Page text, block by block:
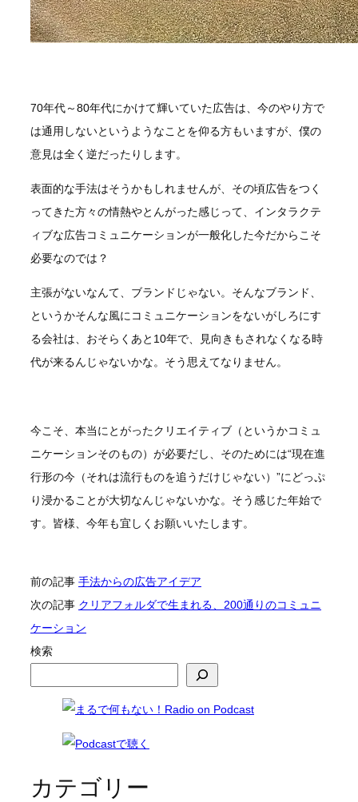
70年代～80年代にかけて輝いていた広告は、今のやり方で
は通用しないというようなことを仰る方もいますが、僕の
意見は全く逆だったりします。
表面的な手法はそうかもしれませんが、その頃広告をつく
ってきた方々の情熱やとんがった感じって、インタラクテ
ィブな広告コミュニケーションが一般化した今だからこそ
必要なのでは？
主張がないなんて、ブランドじゃない。そんなブランド、
というかそんな風にコミュニケーションをないがしろにす
る会社は、おそらくあと10年で、見向きもされなくなる時
代が来るんじゃないかな。そう思えてなりません。
今こそ、本当にとがったクリエイティブ（というかコミュ
ニケーションそのもの）が必要だし、そのためには“現在進
行形の今（それは流行ものを追うだけじゃない）”にどっぷ
り浸かることが大切なんじゃないかな。そう感じた年始で
す。皆様、今年も宜しくお願いいたします。
前の記事 手法からの広告アイデア
次の記事 クリアフォルダで生まれる、200通りのコミュニ
ケーション
検索
カテゴリー